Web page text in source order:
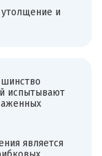
утолщение и
испытывают
является